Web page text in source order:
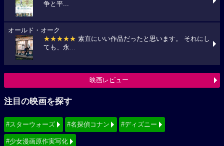
争と平...
オールド・オーク
★★★★★ 素直にいい作品だったと思います。 それにし
ても、永...
映画レビュー
注目の映画を探す
#スターウォーズ #名探偵コナン #ディズニー
#少女漫画原作実写化